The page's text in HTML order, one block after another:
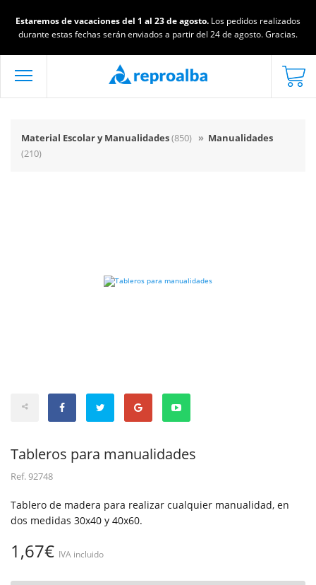
Estaremos de vacaciones del 1 al 23 de agosto. Los pedidos realizados
durante estas fechas serán enviados a partir del 24 de agosto. Gracias.
Material Escolar y Manualidades(850) » Manualidades
(210)
Tableros para manualidades
Ref.92748
Tablero de madera para realizar cualquier manualidad, en
dos medidas 30x40 y 40x60.
1,67€ IVA incluido